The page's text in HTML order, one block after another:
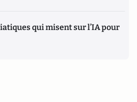
qui misent sur l’IA pour